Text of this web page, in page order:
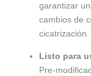
garantizar
cambios de
cicatrización.
Listo para
Pre-